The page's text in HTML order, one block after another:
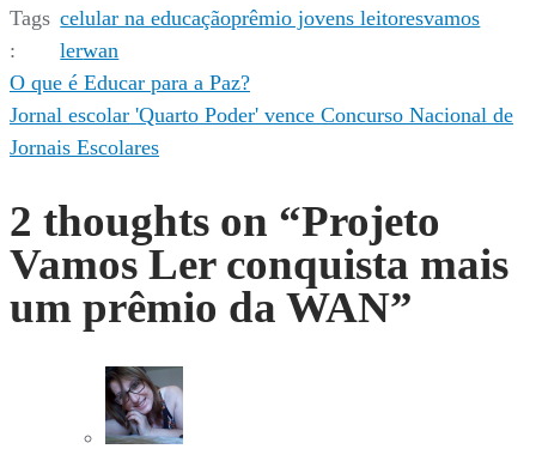
Tags
:
celular na educaçãoprêmio jovens leitoresvamos
lerwan
Navegação
de
Post
O que é Educar para a Paz?
Jornal escolar 'Quarto Poder' vence Concurso Nacional de
Jornais Escolares
2 thoughts on “Projeto
Vamos Ler conquista mais
um prêmio da WAN”